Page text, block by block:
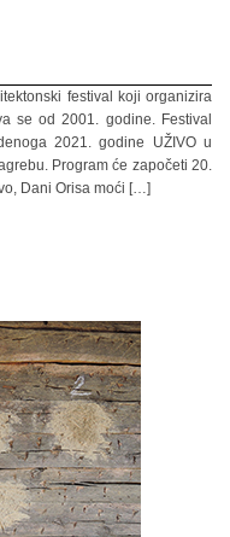
festival koji organizira
se od 2001. godine. Festival
2021. godine UŽIVO u
Program će započeti 20.
Dani Orisa moći […]